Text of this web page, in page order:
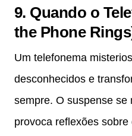
9. Quando o
the Phone
Um telefonema
desconhecidos e
sempre. O suspense se
provoca reflexões